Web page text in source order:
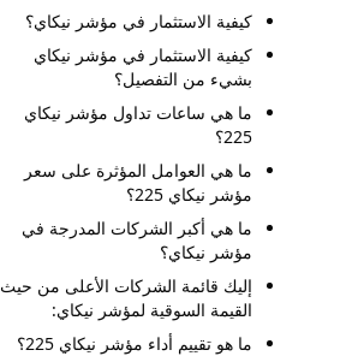
كيفية الاستثمار في مؤشر نيكاي؟
كيفية الاستثمار في مؤشر نيكاي
بشيء من التفصيل؟
ما هي ساعات تداول مؤشر نيكاي
225؟
ما هي العوامل المؤثرة على سعر
مؤشر نيكاي 225؟
ما هي أكبر الشركات المدرجة في
مؤشر نيكاي؟
إليك قائمة الشركات الأعلى من حيث
القيمة السوقية لمؤشر نيكاي:
ما هو تقييم أداء مؤشر نيكاي 225؟